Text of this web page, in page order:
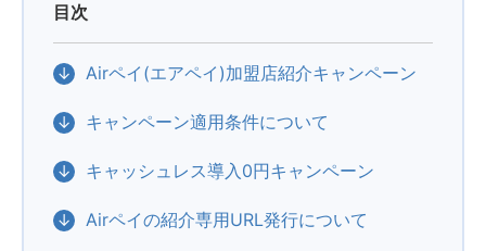
目次
Airペイ(エアペイ)加盟店紹介キャンペーン
キャンペーン適用条件について
キャッシュレス導入0円キャンペーン
Airペイの紹介専用URL発行について